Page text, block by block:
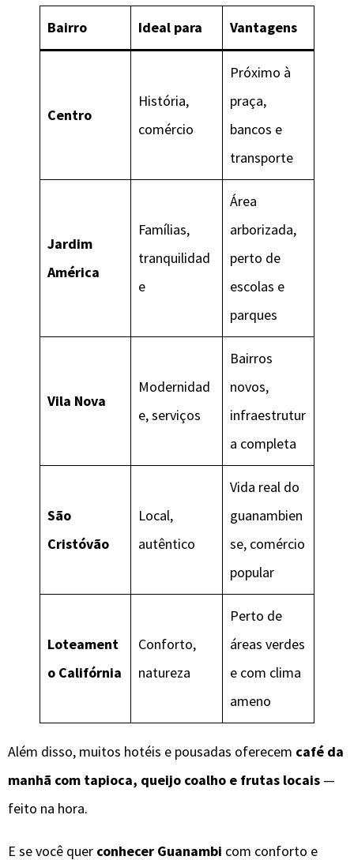
Bairro Ideal para Vantagens
Centro
História,
comércio
Próximo à
praça,
bancos e
transporte
Jardim
América
Famílias,
tranquilidad
e
Área
arborizada,
perto de
escolas e
parques
Vila Nova
Modernidad
e, serviços
Bairros
novos,
infraestrutur
a completa
São
Cristóvão
Local,
autêntico
Vida real do
guanambien
se, comércio
popular
Loteament
o Califórnia
Conforto,
natureza
Perto de
áreas verdes
e com clima
ameno
Além disso, muitos hotéis e pousadas oferecem café da
manhã com tapioca, queijo coalho e frutas locais —
feito na hora.
E se você quer conhecer Guanambi com conforto e